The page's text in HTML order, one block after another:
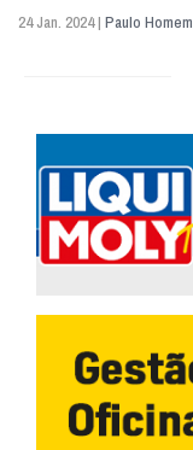
24 Jan. 2024 | Paulo Homem